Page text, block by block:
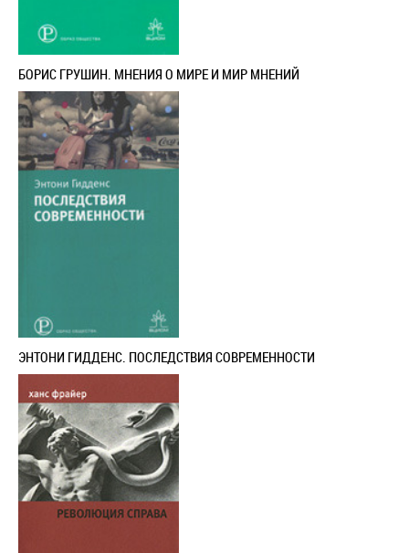
БОРИС ГРУШИН. МНЕНИЯ О МИРЕ И МИР МНЕНИЙ
ЭНТОНИ ГИДДЕНС. ПОСЛЕДСТВИЯ СОВРЕМЕННОСТИ